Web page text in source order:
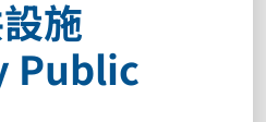
施
Public